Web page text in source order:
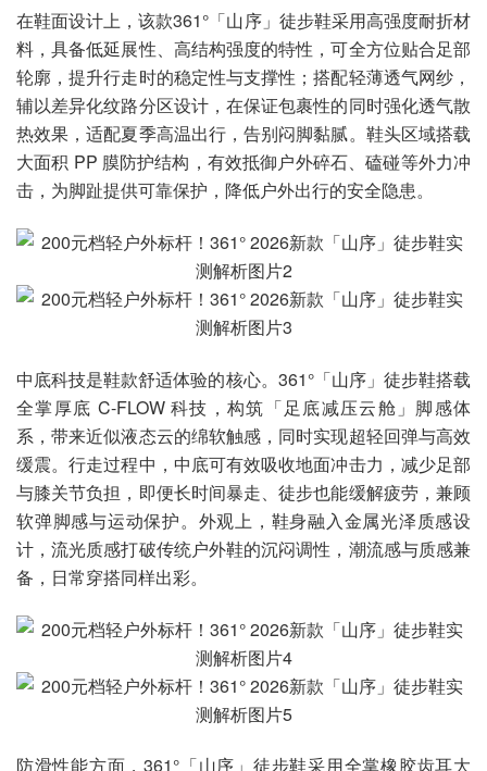
在鞋面设计上，该款361°「山序」徒步鞋采用高强度耐折材
料，具备低延展性、高结构强度的特性，可全方位贴合足部
轮廓，提升行走时的稳定性与支撑性；搭配轻薄透气网纱，
辅以差异化纹路分区设计，在保证包裹性的同时强化透气散
热效果，适配夏季高温出行，告别闷脚黏腻。鞋头区域搭载
大面积 PP 膜防护结构，有效抵御户外碎石、磕碰等外力冲
击，为脚趾提供可靠保护，降低户外出行的安全隐患。
中底科技是鞋款舒适体验的核心。361°「山序」徒步鞋搭载
全掌厚底 C-FLOW 科技，构筑「足底减压云舱」脚感体
系，带来近似液态云的绵软触感，同时实现超轻回弹与高效
缓震。行走过程中，中底可有效吸收地面冲击力，减少足部
与膝关节负担，即便长时间暴走、徒步也能缓解疲劳，兼顾
软弹脚感与运动保护。外观上，鞋身融入金属光泽质感设
计，流光质感打破传统户外鞋的沉闷调性，潮流感与质感兼
备，日常穿搭同样出彩。
防滑性能方面，361°「山序」徒步鞋采用全掌橡胶齿耳大